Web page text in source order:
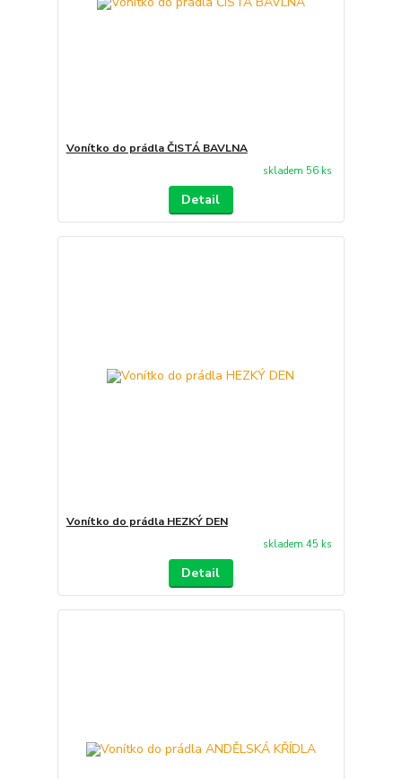
Vonítko do prádla ČISTÁ BAVLNA
skladem 56 ks
Detail
Vonítko do prádla HEZKÝ DEN
skladem 45 ks
Detail